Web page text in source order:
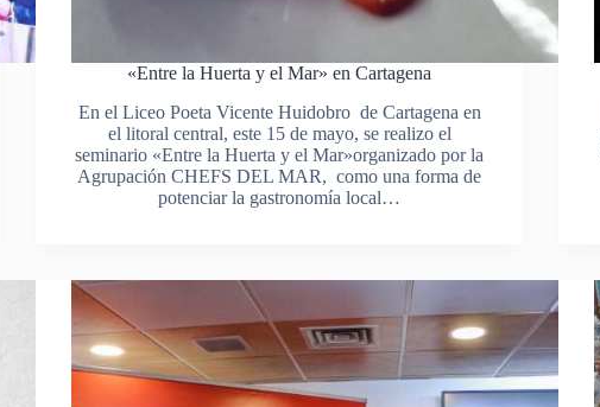
«Entre la Huerta y el Mar» en Cartagena
En el Liceo Poeta Vicente Huidobro de Cartagena en
el litoral central, este 15 de mayo, se realizo el
seminario «Entre la Huerta y el Mar»organizado por la
Agrupación CHEFS DEL MAR, como una forma de
potenciar la gastronomía local…